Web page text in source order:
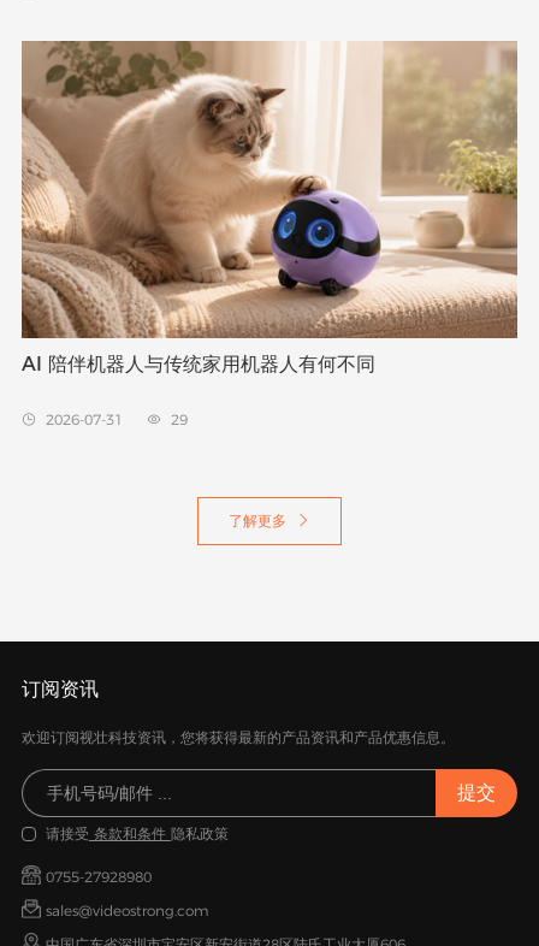
AI 陪伴机器人与传统家用机器人有何不同
 2026-07-31  29
了解更多 
订阅资讯
欢迎订阅视壮科技资讯，您将获得最新的产品资讯和产品优惠信息。
请接受 条款和条件 隐私政策
0755-27928980
sales@videostrong.com